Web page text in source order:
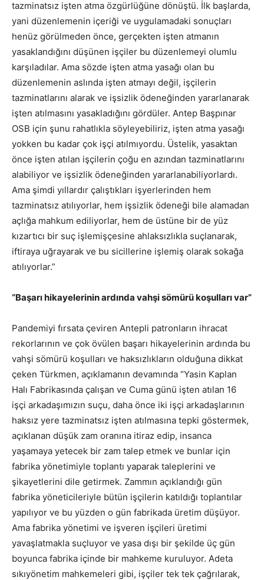
tazminatsız işten atma özgürlüğüne dönüştü. İlk başlarda,
yani düzenlemenin içeriği ve uygulamadaki sonuçları
henüz görülmeden önce, gerçekten işten atmanın
yasaklandığını düşünen işçiler bu düzenlemeyi olumlu
karşıladılar. Ama sözde işten atma yasağı olan bu
düzenlemenin aslında işten atmayı değil, işçilerin
tazminatlarını alarak ve işsizlik ödeneğinden yararlanarak
işten atılmasını yasakladığını gördüler. Antep Başpınar
OSB için şunu rahatlıkla söyleyebiliriz, işten atma yasağı
yokken bu kadar çok işçi atılmıyordu. Üstelik, yasaktan
önce işten atılan işçilerin çoğu en azından tazminatlarını
alabiliyor ve işsizlik ödeneğinden yararlanabiliyorlardı.
Ama şimdi yıllardır çalıştıkları işyerlerinden hem
tazminatsız atılıyorlar, hem işsizlik ödeneği bile alamadan
açlığa mahkum ediliyorlar, hem de üstüne bir de yüz
kızartıcı bir suç işlemişçesine ahlaksızlıkla suçlanarak,
iftiraya uğrayarak ve bu sicillerine işlemiş olarak sokağa
atılıyorlar.”
“Başarı hikayelerinin ardında vahşi sömürü koşulları var”
Pandemiyi fırsata çeviren Antepli patronların ihracat
rekorlarının ve çok övülen başarı hikayelerinin ardında bu
vahşi sömürü koşulları ve haksızlıkların olduğuna dikkat
çeken Türkmen, açıklamanın devamında “Yasin Kaplan
Halı Fabrikasında çalışan ve Cuma günü işten atılan 16
işçi arkadaşımızın suçu, daha önce iki işçi arkadaşlarının
haksız yere tazminatsız işten atılmasına tepki göstermek,
açıklanan düşük zam oranına itiraz edip, insanca
yaşamaya yetecek bir zam talep etmek ve bunlar için
fabrika yönetimiyle toplantı yaparak taleplerini ve
şikayetlerini dile getirmek. Zammın açıklandığı gün
fabrika yöneticileriyle bütün işçilerin katıldığı toplantılar
yapılıyor ve bu yüzden o gün fabrikada üretim düşüyor.
Ama fabrika yönetimi ve işveren işçileri üretimi
yavaşlatmakla suçluyor ve yasa dışı bir şekilde üç gün
boyunca fabrika içinde bir mahkeme kuruluyor. Adeta
sıkıyönetim mahkemeleri gibi, işçiler tek tek çağrılarak,